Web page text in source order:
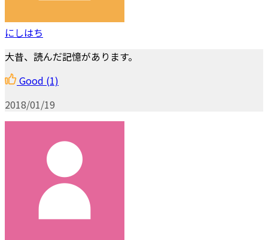
にしはち
大昔、読んだ記憶があります。
Good (1)
2018/01/19